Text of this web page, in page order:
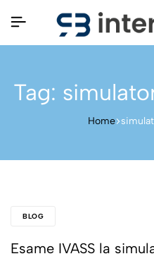
Tag:
Home
BLOG
Esame IVASS la